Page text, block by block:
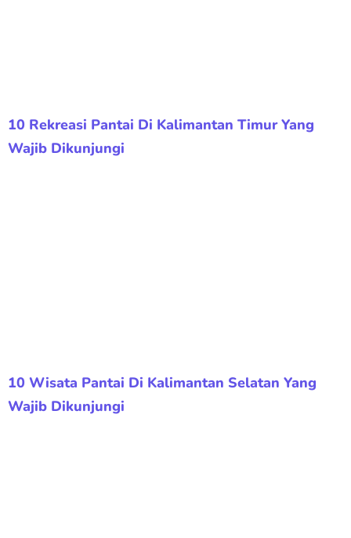
10 Rekreasi Pantai Di Kalimantan Timur Yang
Wajib Dikunjungi
10 Wisata Pantai Di Kalimantan Selatan Yang
Wajib Dikunjungi